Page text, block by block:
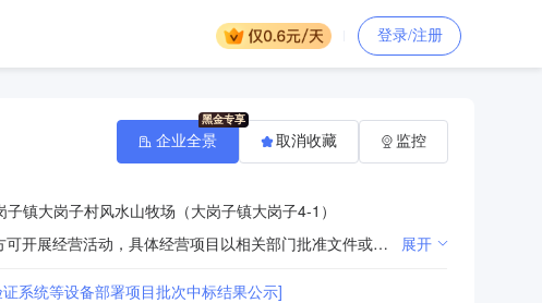
登录/注册
子镇大岗子村风水山牧场（大岗子镇大岗子4-1）
许可项目：发电业务、输电业务、供（配）电业务。（依法须经批准的项目，经相关部门批准后方可开展经营活动，具体经营项目以相关部门批准文件或许可证件为准）一般项目：储能技术服务。（除依法须经批准的项目外，凭营业执照依法自主开展经营活动） 展开
系统等设备部署项目批次中标结果公示]
企业全景 取消收藏 监控